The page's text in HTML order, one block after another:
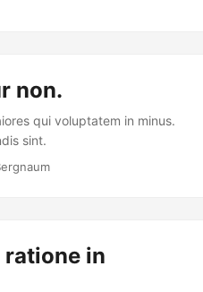
non.
qui voluptatem in minus.
sint.
ratione in